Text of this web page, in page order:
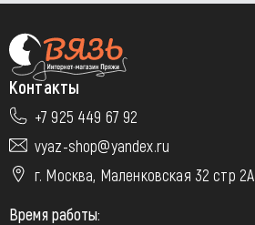
Контакты
+7 925 449 67 92
vyaz-shop@yandex.ru
г. Москва, Маленковская 32 стр 2А
Время работы: